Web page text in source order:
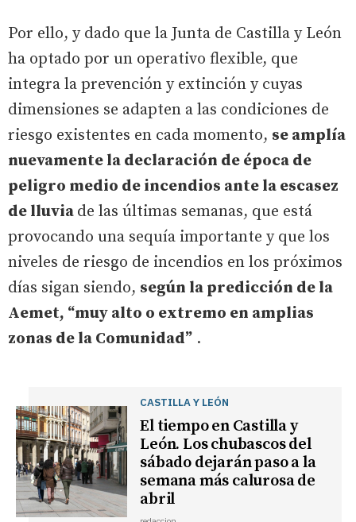
Por ello, y dado que la Junta de Castilla y León
ha optado por un operativo flexible, que
integra la prevención y extinción y cuyas
dimensiones se adapten a las condiciones de
riesgo existentes en cada momento, se amplía
nuevamente la declaración de época de
peligro medio de incendios ante la escasez
de lluvia de las últimas semanas, que está
provocando una sequía importante y que los
niveles de riesgo de incendios en los próximos
días sigan siendo, según la predicción de la
Aemet, “muy alto o extremo en amplias
zonas de la Comunidad” .
CASTILLA Y LEÓN
El tiempo en Castilla y
León. Los chubascos del
sábado dejarán paso a la
semana más calurosa de
abril